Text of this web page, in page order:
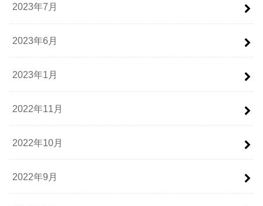
2023年7月
2023年6月
2023年1月
2022年11月
2022年10月
2022年9月